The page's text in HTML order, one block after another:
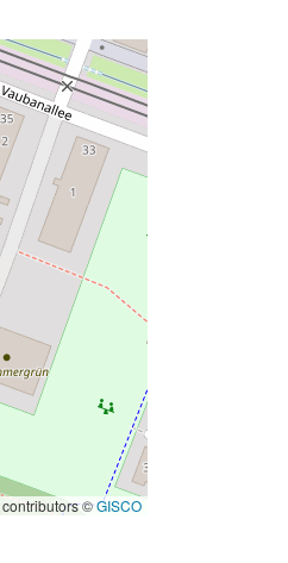
contributors ©GISCO